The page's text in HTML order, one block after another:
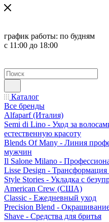
график работы: по будням
с 11:00 до 18:00
Каталог
Все бренды
Alfaparf (Италия)
Semi di Lino - Уход за
естественную красоту
Blends Of Many - Линия
мужчин
Il Salone Milano -
Lisse Design - Трансформация
Style Stories - Укладка с
American Crew (США)
Classic - Ежедневный уход
Precision Blend -
Shave - Средства для бритья